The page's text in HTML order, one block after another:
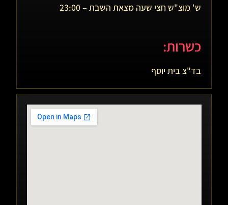
ש' מוצ"ש חצי שעה מצאת השבת – 23:00
כשרות:
בד"צ בית יוסף